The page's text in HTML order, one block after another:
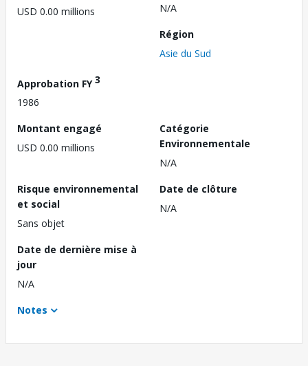
USD 0.00 millions
N/A
Région
Asie du Sud
Approbation FY3
1986
Montant engagé
USD 0.00 millions
Catégorie
Environnementale
N/A
Risque environnemental
et social
Sans objet
Date de clôture
N/A
Date de dernière mise à
jour
N/A
Notes